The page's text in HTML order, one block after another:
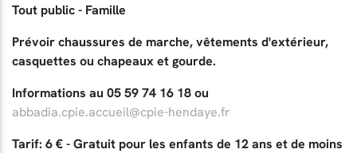
Tout public - Famille
Prévoir chaussures de marche, vêtements d'extérieur,
casquettes ou chapeaux et gourde.
Informations au 05 59 74 16 18 ou
abbadia.cpie.accueil@cpie-hendaye.fr
Tarif: 6 € - Gratuit pour les enfants de 12 ans et de moins